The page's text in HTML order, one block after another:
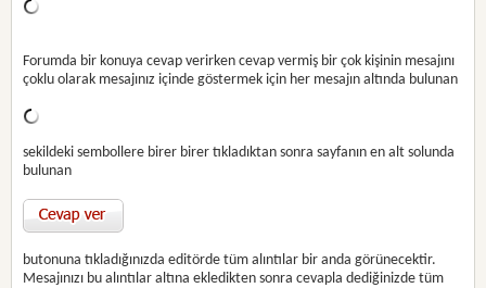
Forumda bir konuya cevap verirken cevap vermiş bir çok kişinin mesajını
çoklu olarak mesajınız içinde göstermek için her mesajın altında bulunan
sekildeki sembollere birer birer tıkladıktan sonra sayfanın en alt solunda
bulunan
butonuna tıkladığınızda editörde tüm alıntılar bir anda görünecektir.
Mesajınızı bu alıntılar altına ekledikten sonra cevapla dediğinizde tüm